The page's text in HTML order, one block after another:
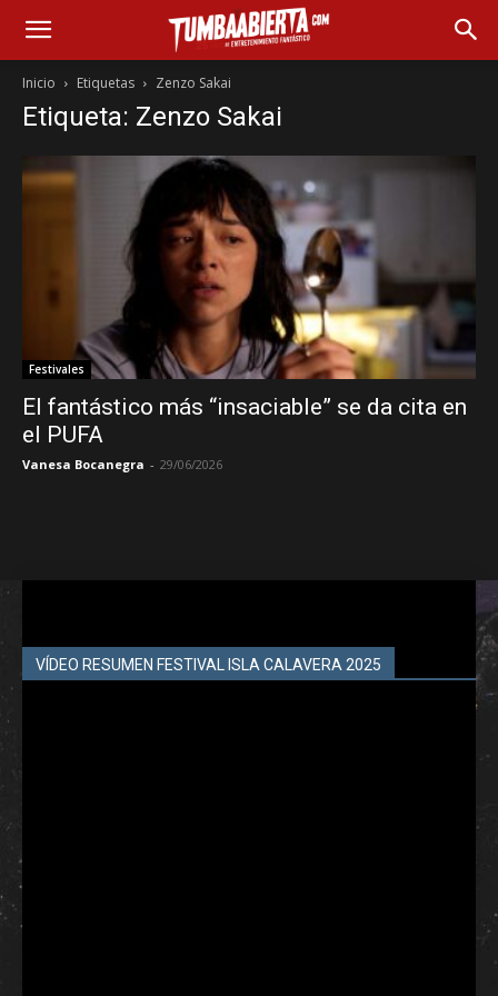
Inicio Etiquetas Zenzo Sakai
Etiqueta: Zenzo Sakai
Festivales
El fantástico más “insaciable” se da cita en
el PUFA
Vanesa Bocanegra - 29/06/2026
VÍDEO RESUMEN FESTIVAL ISLA CALAVERA 2025